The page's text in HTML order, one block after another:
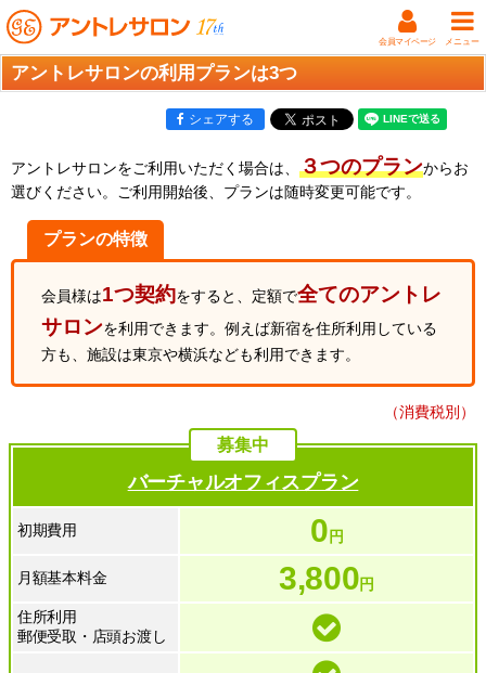
会員マイページ メニュー
アントレサロンの利用プランは3つ
シェアする
アントレサロンをご利用いただく場合は、 ３つのプランからお
選びください。 ご利用開始後、プランは随時変更可能です。
プランの特徴
会員様は1つ契約をすると、定額で全てのアントレ
サロンを利用できます。 例えば新宿を住所利用している
方も、施設は東京や横浜なども利用できます。
（消費税別）
募集中
バーチャルオフィスプラン
初期費用 0 円
月額基本料金 3,800 円
住所利用
郵便受取・店頭お渡し